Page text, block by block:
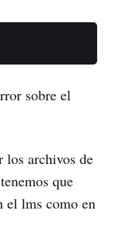
sobre el
los archivos de
que
el lms como en